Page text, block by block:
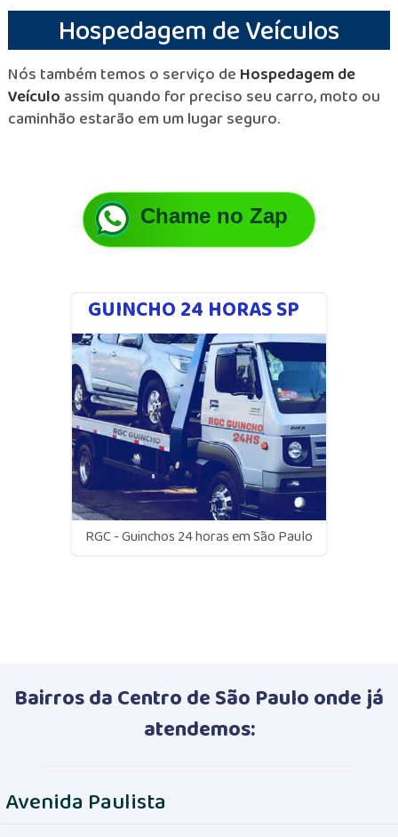
Hospedagem de Veículos
Nós também temos o serviço de Hospedagem de
Veículo assim quando for preciso seu carro, moto ou
caminhão estarão em um lugar seguro.
Chame no Zap
GUINCHO 24 HORAS SP
RGC - Guinchos 24 horas em São Paulo
Bairros da Centro de São Paulo onde já
atendemos:
Avenida Paulista